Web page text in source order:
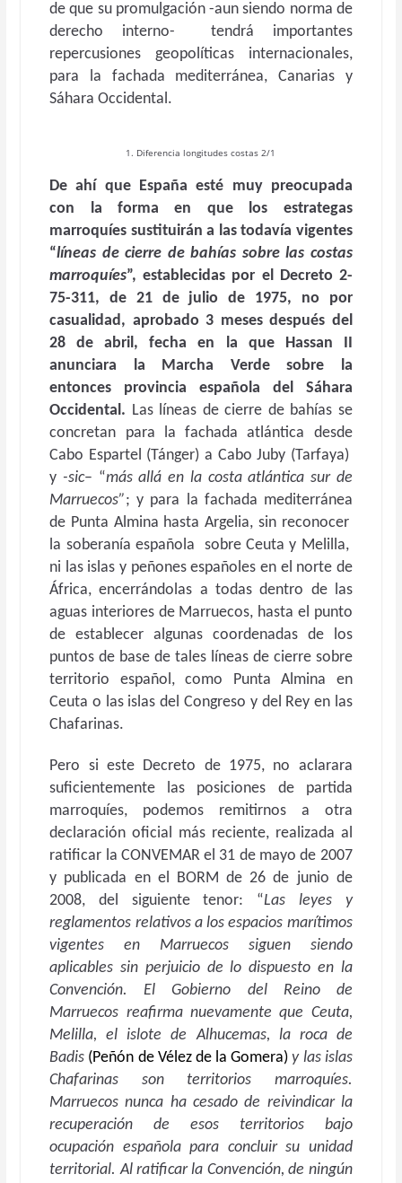
de que su promulgación -aun siendo norma de
derecho interno- tendrá importantes
repercusiones geopolíticas internacionales,
para la fachada mediterránea, Canarias y
Sáhara Occidental.
1. Diferencia longitudes costas 2/1
De ahí que España esté muy preocupada
con la forma en que los estrategas
marroquíes sustituirán a las todavía vigentes
“líneas de cierre de bahías sobre las costas
marroquíes”, establecidas por el Decreto 2-
75-311, de 21 de julio de 1975, no por
casualidad, aprobado 3 meses después del
28 de abril, fecha en la que Hassan II
anunciara la Marcha Verde sobre la
entonces provincia española del Sáhara
Occidental. Las líneas de cierre de bahías se
concretan para la fachada atlántica desde
Cabo Espartel (Tánger) a Cabo Juby (Tarfaya)
y -sic– “más allá en la costa atlántica sur de
Marruecos”; y para la fachada mediterránea
de Punta Almina hasta Argelia, sin reconocer
la soberanía española sobre Ceuta y Melilla,
ni las islas y peñones españoles en el norte de
África, encerrándolas a todas dentro de las
aguas interiores de Marruecos, hasta el punto
de establecer algunas coordenadas de los
puntos de base de tales líneas de cierre sobre
territorio español, como Punta Almina en
Ceuta o las islas del Congreso y del Rey en las
Chafarinas.
Pero si este Decreto de 1975, no aclarara
suficientemente las posiciones de partida
marroquíes, podemos remitirnos a otra
declaración oficial más reciente, realizada al
ratificar la CONVEMAR el 31 de mayo de 2007
y publicada en el BORM de 26 de junio de
2008, del siguiente tenor: “Las leyes y
reglamentos relativos a los espacios marítimos
vigentes en Marruecos siguen siendo
aplicables sin perjuicio de lo dispuesto en la
Convención. El Gobierno del Reino de
Marruecos reafirma nuevamente que Ceuta,
Melilla, el islote de Alhucemas, la roca de
Badis (Peñón de Vélez de la Gomera)y las islas
Chafarinas son territorios marroquíes.
Marruecos nunca ha cesado de reivindicar la
recuperación de esos territorios bajo
ocupación española para concluir su unidad
territorial. Al ratificar la Convención, de ningún